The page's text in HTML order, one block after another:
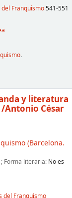
Franquismo541-551
.
y literatura
/Antonio César
(Barcelona.
; Forma literaria: No es
del Franquismo